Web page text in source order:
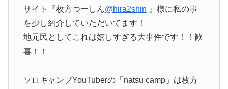
サイト『枚方つーしん@hira2shin 』様に私の事
を少し紹介していただいてます！
地元民としてこれは嬉しすぎる大事件です！！歓
喜！！
ソロキャンプYouTuberの「natsu camp」は枚方